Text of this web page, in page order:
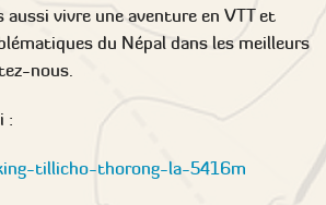
aussi vivre une aventure en VTT et
du Népal dans les meilleurs
nous.
:
tillicho-thorong-la-5416m